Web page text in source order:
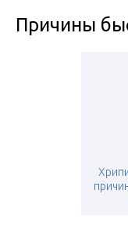
Причины